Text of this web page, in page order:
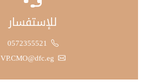
للإستفسار
0572355521
VP.CMO@dfc.eg